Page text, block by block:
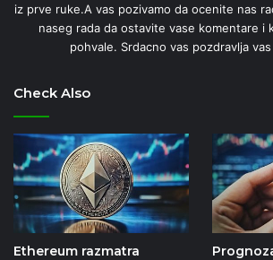
iz prve ruke.A vas pozivamo da ocenite nas
naseg rada da ostavite vase komentare i
pohvale. Srdacno vas pozdravlja
Check Also
Ethereum razmatra